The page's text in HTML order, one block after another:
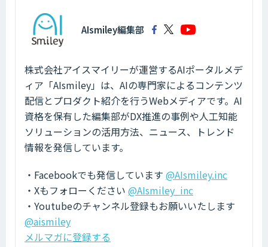
AIsmiley編集部
株式会社アイスマイリーが運営するAIポータルメデ
ィア「AIsmiley」は、AIの専門家によるコンテンツ
配信とプロダクト紹介を行うWebメディアです。AI
資格を保有した編集部がDX推進の事例や人工知能
ソリューションの活用方法、ニュース、トレンド
情報を発信しています。
・Facebookでも発信しています @AIsmiley.inc
・Xもフォローください @AIsmiley_inc
・Youtubeのチャンネル登録もお願いいたします
@aismiley
メルマガに登録する